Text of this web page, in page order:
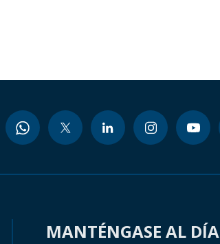
MANTÉNGASE AL DÍA